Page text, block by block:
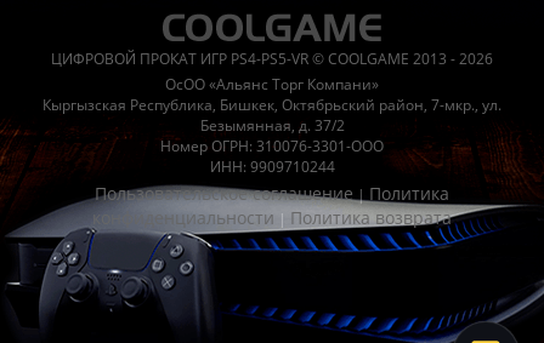
Работает ли русский язык? Если локализация игры для
Что если игра не запускается?Свяжитесь с нашей
Есть ли поддержка после покупки?Да, наша поддержка
ЦИФРОВОЙ ПРОКАТ ИГР PS4-PS5-VR © COOLGAME 2013 - 2026
ОсОО «Альянс Торг Компани»
Кыргызская Республика, Бишкек, Октябрьский район, 7-мкр., ул.
Безымянная, д. 37/2
Номер ОГРН: 310076-3301-ООО
ИНН: 9909710244
Пользовательское соглашение| Политика
конфиденциальности | Политика возврата